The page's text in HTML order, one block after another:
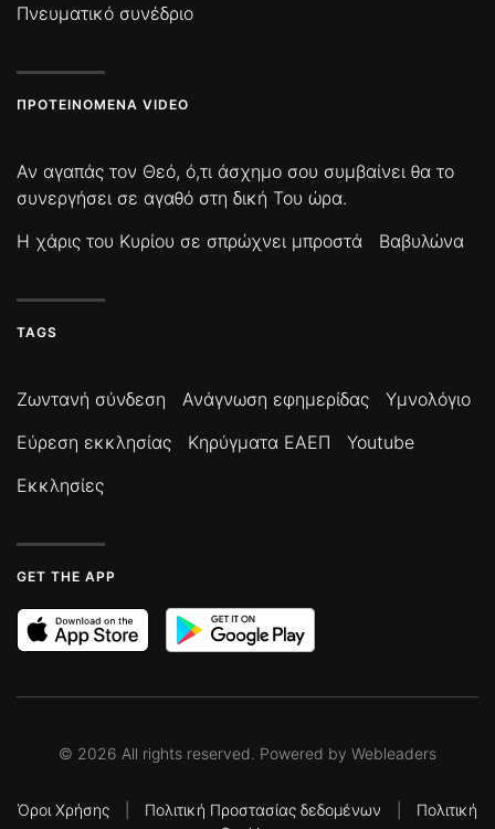
Πνευματικό συνέδριο
ΠΡΟΤΕΙΝΌΜΕΝΑ VIDEO
Αν αγαπάς τον Θεό, ό,τι άσχημο σου συμβαίνει θα το
συνεργήσει σε αγαθό στη δική Του ώρα.
Η χάρις του Κυρίου σε σπρώχνει μπροστά
Βαβυλώνα
TAGS
Ζωντανή σύνδεση Ανάγνωση εφημερίδας
Υμνολόγιο
Εύρεση εκκλησίας
Κηρύγματα ΕΑΕΠ
Youtube
Εκκλησίες
GET THE APP
© 2026 All rights reserved. Powered by Webleaders
Όροι Χρήσης Πολιτική Προστασίας δεδομένων
Πολιτική